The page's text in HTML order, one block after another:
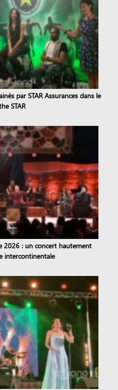
par STAR Assurances dans le
STAR
2026 : un concert hautement
intercontinentale